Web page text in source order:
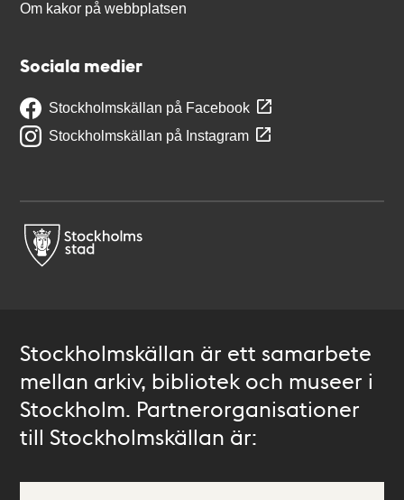
Om kakor på webbplatsen
Sociala medier
Stockholmskällan på Facebook
Stockholmskällan på Instagram
Stockholmskällan är ett samarbete
mellan arkiv, bibliotek och museer i
Stockholm. Partnerorganisationer
till Stockholmskällan är: